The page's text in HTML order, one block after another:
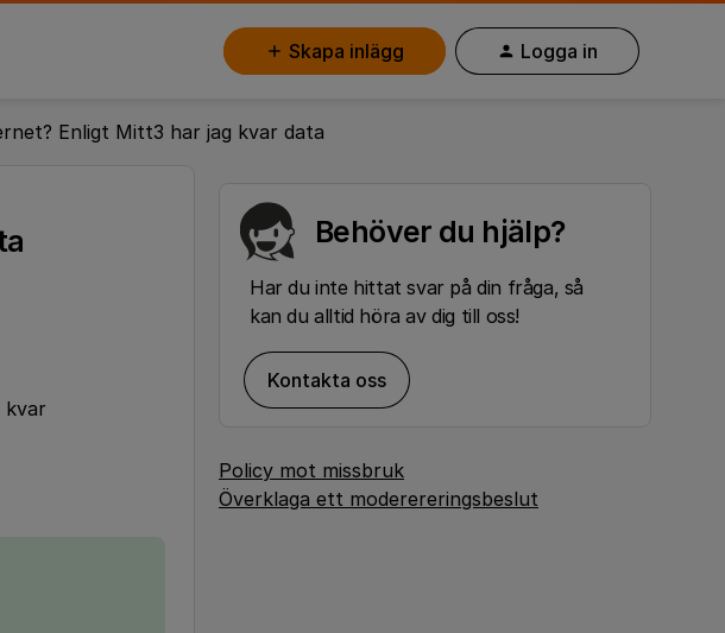
Skapa inlägg Logga in
Enligt Mitt3 har jag kvar data
kvar
Behöver du hjälp?
Har du inte hittat svar på din fråga, så
kan du alltid höra av dig till oss!
Kontakta oss
Policy mot missbruk
Överklaga ett moderereringsbeslut